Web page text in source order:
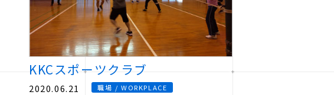
KKCスポーツクラブ
2020.06.21 職場 / WORKPLACE